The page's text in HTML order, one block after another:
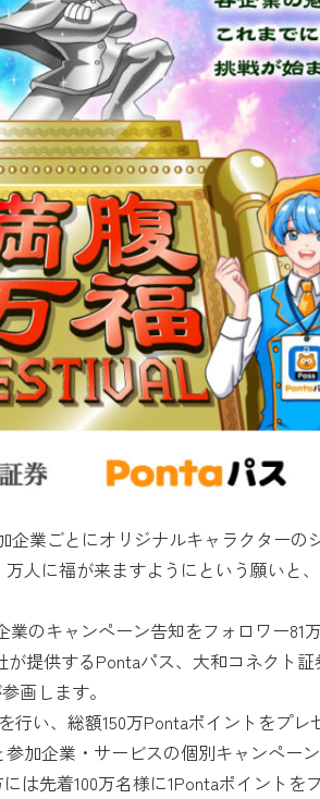
業ごとにオリジナルキャラクターの
人に福が来ますようにという願いと
のキャンペーン告知をフォロワー81
提供するPontaパス、大和コネクト
画します。
い、総額150万Pontaポイントをプレ
加企業・サービスの個別キャンペー
は先着100万名様に1Pontaポイントを